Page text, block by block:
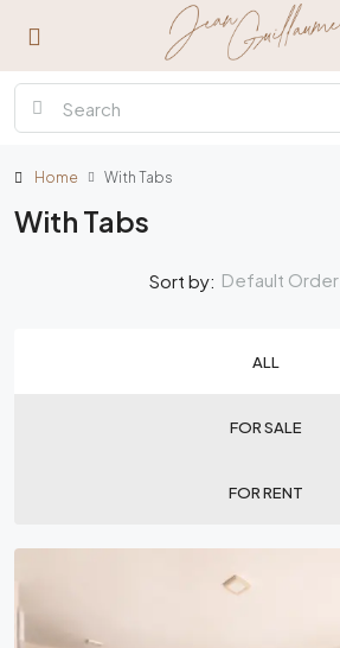
Home With Tabs
With Tabs
ALL
FOR SALE
FOR RENT
Sort by: Default Order